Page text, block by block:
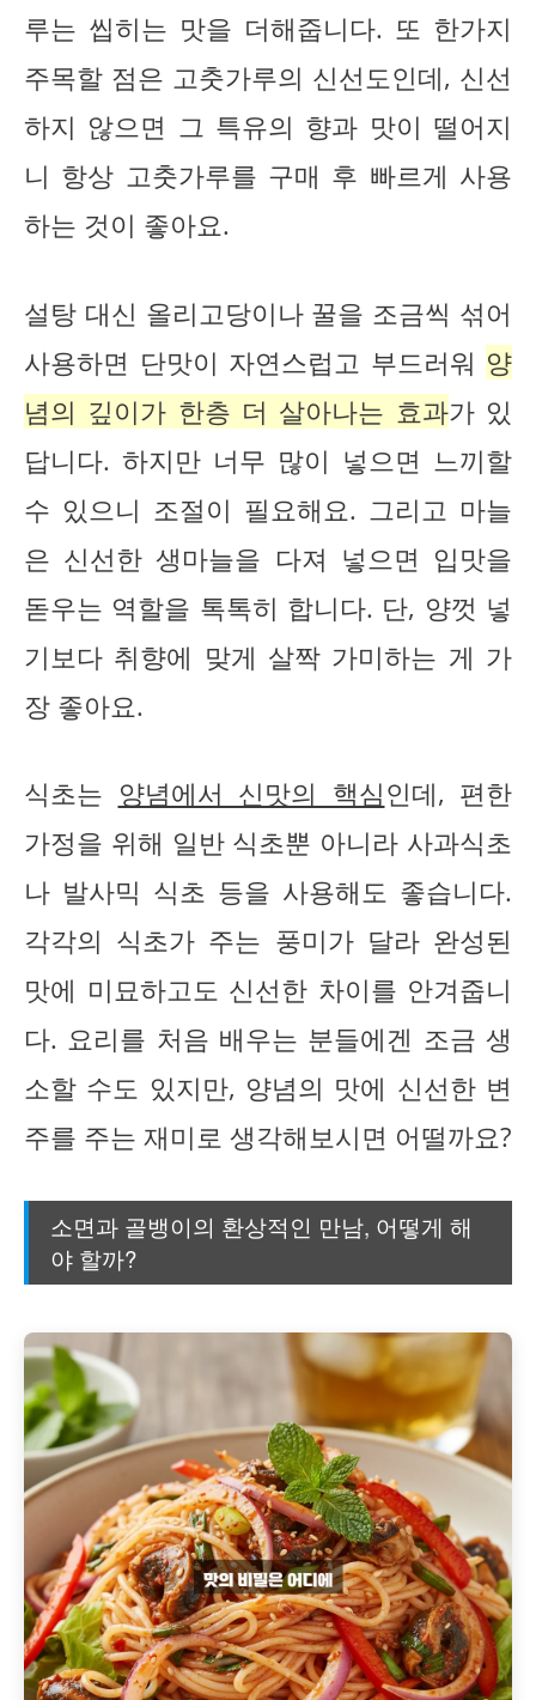
루는 씹히는 맛을 더해줍니다. 또 한가지
주목할 점은 고춧가루의 신선도인데, 신선
하지 않으면 그 특유의 향과 맛이 떨어지
니 항상 고춧가루를 구매 후 빠르게 사용
하는 것이 좋아요.
설탕 대신 올리고당이나 꿀을 조금씩 섞어
사용하면 단맛이 자연스럽고 부드러워 양
념의 깊이가 한층 더 살아나는 효과가 있
답니다. 하지만 너무 많이 넣으면 느끼할
수 있으니 조절이 필요해요. 그리고 마늘
은 신선한 생마늘을 다져 넣으면 입맛을
돋우는 역할을 톡톡히 합니다. 단, 양껏 넣
기보다 취향에 맞게 살짝 가미하는 게 가
장 좋아요.
식초는 양념에서 신맛의 핵심인데, 편한
가정을 위해 일반 식초뿐 아니라 사과식초
나 발사믹 식초 등을 사용해도 좋습니다.
각각의 식초가 주는 풍미가 달라 완성된
맛에 미묘하고도 신선한 차이를 안겨줍니
다. 요리를 처음 배우는 분들에겐 조금 생
소할 수도 있지만, 양념의 맛에 신선한 변
주를 주는 재미로 생각해보시면 어떨까요?
소면과 골뱅이의 환상적인 만남, 어떻게 해
야 할까?